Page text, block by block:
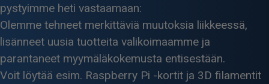
pystyimme heti vastaamaan:
Olemme tehneet merkittäviä muutoksia liikkeessä,
lisänneet uusia tuotteita valikoimaamme ja
parantaneet myymäläkokemusta entisestään.
Voit löytää esim. Raspberry Pi -kortit ja 3D filamentit